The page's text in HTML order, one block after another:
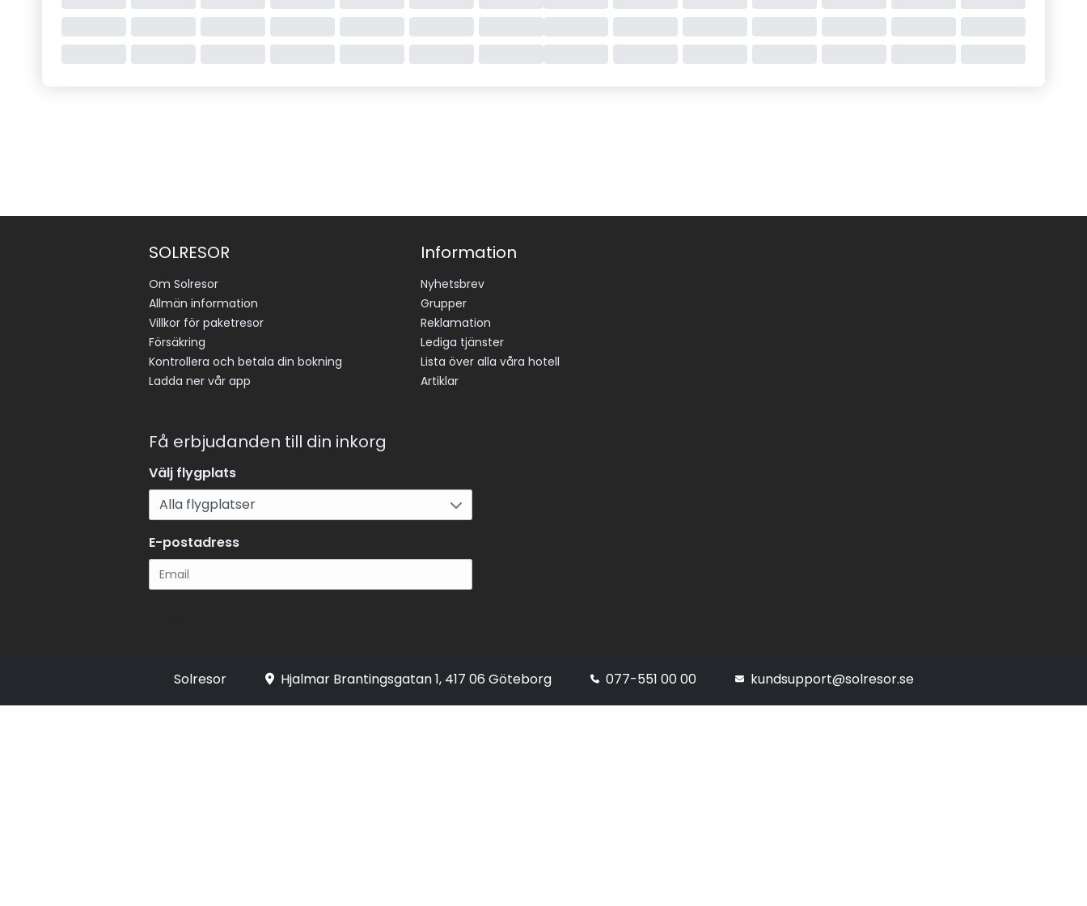
SOLRESOR
Om Solresor
Allmän information
Villkor för paketresor
Försäkring
Kontrollera och betala din bokning
Ladda ner vår app
Information
Nyhetsbrev
Grupper
Reklamation
Lediga tjänster
Lista över alla våra hotell
Artiklar
Få erbjudanden till din inkorg
Välj flygplats
E-postadress
Solresor Hjalmar Brantingsgatan 1, 417 06 Göteborg 077-551 00 00 kundsupport@solresor.se